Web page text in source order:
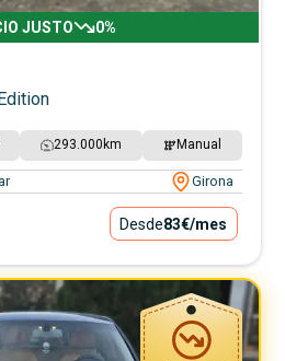
JUSTO 0%
293.000 km Manual
Girona
Desde83€/mes